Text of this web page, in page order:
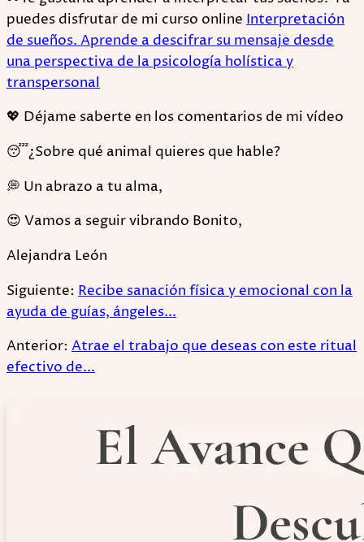
puedes disfrutar de mi curso online Interpretación
de sueños. Aprende a descifrar su mensaje desde
una perspectiva de la psicología holística y
transpersonal
💖 Déjame saberte en los comentarios de mi vídeo
😴¿Sobre qué animal quieres que hable?
💭 Un abrazo a tu alma,
😍 Vamos a seguir vibrando Bonito,
Alejandra León
Siguiente: Recibe sanación física y emocional con la
ayuda de guías, ángeles...
Anterior: Atrae el trabajo que deseas con este ritual
efectivo de...